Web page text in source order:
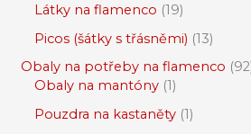
Látky na flamenco 19
Picos (šátky s třásněmi) 13
Obaly na potřeby na flamenco 92
Obaly na mantóny 1
Pouzdra na kastaněty 1